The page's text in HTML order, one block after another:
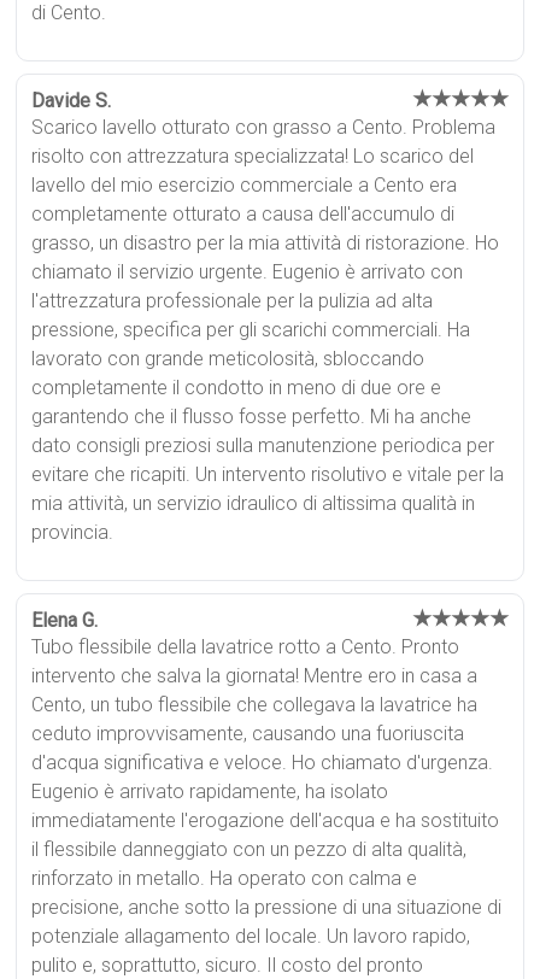
di Cento.
Davide S. ★★★★★
Scarico lavello otturato con grasso a Cento. Problema
risolto con attrezzatura specializzata! Lo scarico del
lavello del mio esercizio commerciale a Cento era
completamente otturato a causa dell'accumulo di
grasso, un disastro per la mia attività di ristorazione. Ho
chiamato il servizio urgente. Eugenio è arrivato con
l'attrezzatura professionale per la pulizia ad alta
pressione, specifica per gli scarichi commerciali. Ha
lavorato con grande meticolosità, sbloccando
completamente il condotto in meno di due ore e
garantendo che il flusso fosse perfetto. Mi ha anche
dato consigli preziosi sulla manutenzione periodica per
evitare che ricapiti. Un intervento risolutivo e vitale per la
mia attività, un servizio idraulico di altissima qualità in
provincia.
Elena G. ★★★★★
Tubo flessibile della lavatrice rotto a Cento. Pronto
intervento che salva la giornata! Mentre ero in casa a
Cento, un tubo flessibile che collegava la lavatrice ha
ceduto improvvisamente, causando una fuoriuscita
d'acqua significativa e veloce. Ho chiamato d'urgenza.
Eugenio è arrivato rapidamente, ha isolato
immediatamente l'erogazione dell'acqua e ha sostituito
il flessibile danneggiato con un pezzo di alta qualità,
rinforzato in metallo. Ha operato con calma e
precisione, anche sotto la pressione di una situazione di
potenziale allagamento del locale. Un lavoro rapido,
pulito e, soprattutto, sicuro. Il costo del pronto